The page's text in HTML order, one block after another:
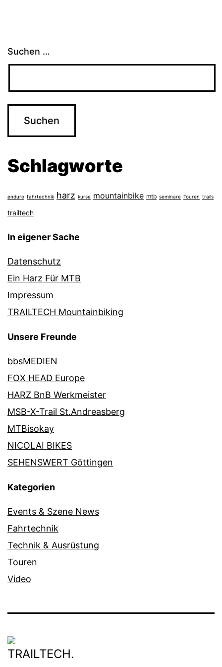
Suchen …
Schlagworte
enduro fahrtechnik harz kurse mountainbike mtb seminare Touren trails
trailtech
In eigener Sache
Datenschutz
Ein Harz Für MTB
Impressum
TRAILTECH Mountainbiking
Unsere Freunde
bbsMEDIEN
FOX HEAD Europe
HARZ BnB Werkmeister
MSB-X-Trail St.Andreasberg
MTBisokay
NICOLAI BIKES
SEHENSWERT Göttingen
Kategorien
Events & Szene News
Fahrtechnik
Technik & Ausrüstung
Touren
Video